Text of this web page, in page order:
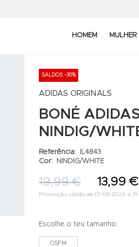
HOMEM MULHER
SALDOS -30%
ADIDAS ORIGINALS
BONÉ
NINDIG/
Referência:
IL4843
Cor:
NINDIG/WHITE
19,99 € 13,99 €
Promoção válida de 01-08-2026 a
Escolhe o teu tamanho:
OSFM